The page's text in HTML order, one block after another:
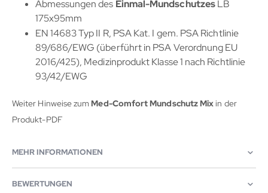
Abmessungen des Einmal-MundschutzesLB
175x95mm
EN 14683 Typ II R, PSA Kat. I gem. PSA Richtlinie
89/686/EWG (überführt in PSA Verordnung EU
2016/425), Medizinprodukt Klasse 1 nach Richtlinie
93/42/EWG
Weiter Hinweise zum Med-Comfort Mundschutz Mix in der
Produkt-PDF
MEHR INFORMATIONEN
BEWERTUNGEN